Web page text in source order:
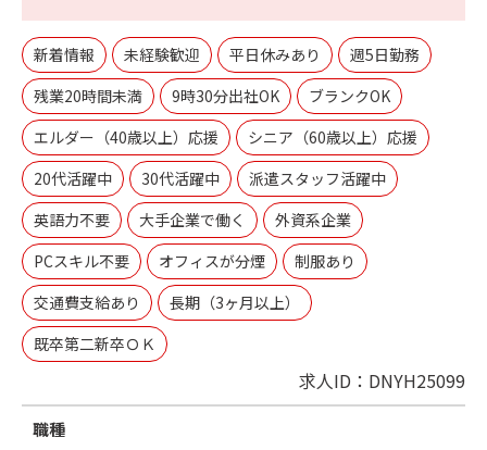
新着情報 未経験歓迎 平日休みあり
週5日勤務
残業20時間未満
9時30分出社OK
ブランクOK
エルダー（40歳以上）応援
シニア（60歳以上）応援
20代活躍中
30代活躍中
派遣スタッフ活躍中
英語力不要
大手企業で働く
外資系企業
PCスキル不要
オフィスが分煙
制服あり
交通費支給あり
長期（3ヶ月以上）
既卒第二新卒ＯＫ
求人ID：DNYH25099
職種